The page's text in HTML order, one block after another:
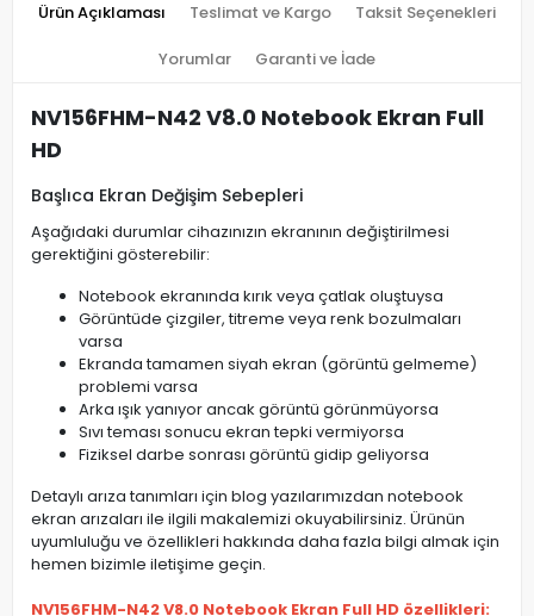
Ürün Açıklaması Teslimat ve Kargo Taksit Seçenekleri
Yorumlar Garanti ve İade
NV156FHM-N42 V8.0 Notebook Ekran Full
HD
Başlıca Ekran Değişim Sebepleri
Aşağıdaki durumlar cihazınızın ekranının değiştirilmesi
gerektiğini gösterebilir:
Notebook ekranında kırık veya çatlak oluştuysa
Görüntüde çizgiler, titreme veya renk bozulmaları
varsa
Ekranda tamamen siyah ekran (görüntü gelmeme)
problemi varsa
Arka ışık yanıyor ancak görüntü görünmüyorsa
Sıvı teması sonucu ekran tepki vermiyorsa
Fiziksel darbe sonrası görüntü gidip geliyorsa
Detaylı arıza tanımları için blog yazılarımızdan notebook
ekran arızaları ile ilgili makalemizi okuyabilirsiniz. Ürünün
uyumluluğu ve özellikleri hakkında daha fazla bilgi almak için
hemen bizimle iletişime geçin.
NV156FHM-N42 V8.0 Notebook Ekran Full HD özellikleri: